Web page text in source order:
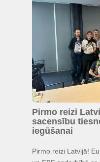
Pirmo reizi
sacensību
iegūšanai
Pirmo reizi Latvijā!